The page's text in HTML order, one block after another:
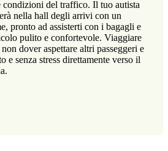
condizioni del traffico. Il tuo autista
nella hall degli arrivi con un
pronto ad assisterti con i bagagli e
pulito e confortevole. Viaggiare
dover aspettare altri passeggeri e
e senza stress direttamente verso il